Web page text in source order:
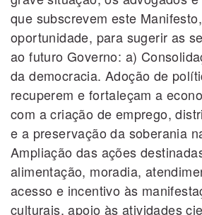
que subscrevem este
oportunidade, para sugerir as
ao futuro Governo: a)
da democracia. Adoção de
recuperem e fortaleçam a
com a criação de emprego,
e a preservação da soberania
Ampliação das ações
alimentação, moradia,
acesso e incentivo às
culturais, apoio às atividades